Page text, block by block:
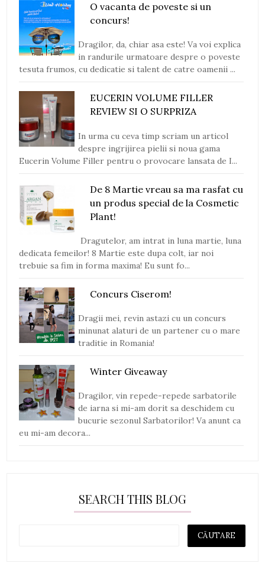
O vacanta de poveste si un
concurs!
Dragilor, da, chiar asa este! Va voi explica
in randurile urmatoare despre o poveste
tesuta frumos, cu dedicatie si talent de catre oamenii ...
EUCERIN VOLUME FILLER
REVIEW SI O SURPRIZA
In urma cu ceva timp scriam un articol
despre ingrijirea pielii si noua gama
Eucerin Volume Filler pentru o provocare lansata de I...
De 8 Martie vreau sa ma rasfat cu
un produs special de la Cosmetic
Plant!
Dragutelor, am intrat in luna martie, luna
dedicata femeilor! 8 Martie este dupa colt, iar noi
trebuie sa fim in forma maxima! Eu sunt fo...
Concurs Ciserom!
Dragii mei, revin astazi cu un concurs
minunat alaturi de un partener cu o mare
traditie in Romania!
Winter Giveaway
Dragilor, vin repede-repede sarbatorile
de iarna si mi-am dorit sa deschidem cu
bucurie sezonul Sarbatorilor! Va anunt ca
eu mi-am decora...
SEARCH THIS BLOG